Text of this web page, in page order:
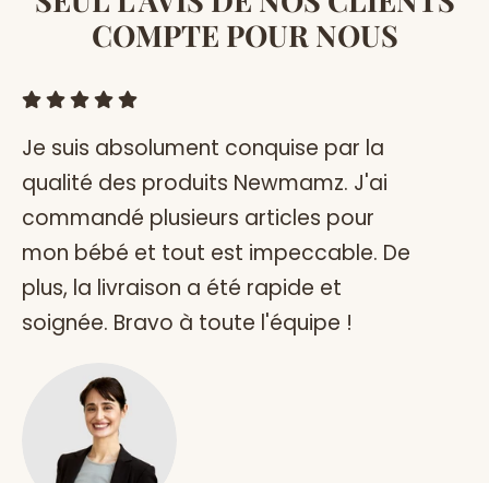
COMPTE POUR NOUS
Je suis absolument conquise par la
qualité des produits Newmamz. J'ai
commandé plusieurs articles pour
mon bébé et tout est impeccable. De
plus, la livraison a été rapide et
soignée. Bravo à toute l'équipe !